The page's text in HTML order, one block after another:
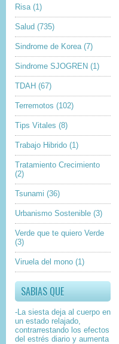
Risa (1)
Salud (735)
Sindrome de Korea (7)
Sindrome SJOGREN (1)
TDAH (67)
Terremotos (102)
Tips Vitales (8)
Trabajo Hibrido (1)
Tratamiento Crecimiento
(2)
Tsunami (36)
Urbanismo Sostenible (3)
Verde que te quiero Verde
(3)
Viruela del mono (1)
SABIAS QUE
-La siesta deja al cuerpo en
un estado relajado,
contrarrestando los efectos
del estrés diario y aumenta